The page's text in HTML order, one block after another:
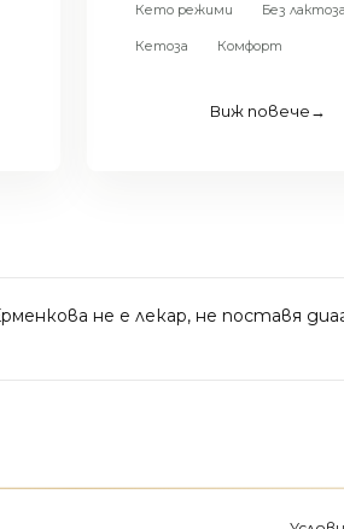
Кето режими Без лактоза
Кетоза Комфорт
Виж повече→
не е лекар, не поставя